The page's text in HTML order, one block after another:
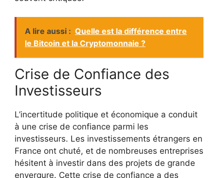
A lire aussi : Quelle est la différence entre
le Bitcoin et la Cryptomonnaie ?
Crise de Confiance des
Investisseurs
L’incertitude politique et économique a conduit
à une crise de confiance parmi les
investisseurs. Les investissements étrangers en
France ont chuté, et de nombreuses entreprises
hésitent à investir dans des projets de grande
envergure. Cette crise de confiance a des